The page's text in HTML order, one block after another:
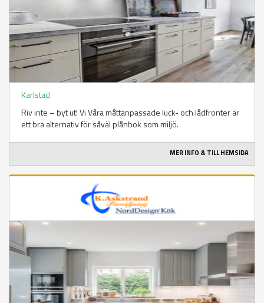
Karlstad
Riv inte – byt ut! Vi Våra måttanpassade luck- och lådfronter är
ett bra alternativ för såväl plånbok som miljö.
MER INFO & TILL HEMSIDA